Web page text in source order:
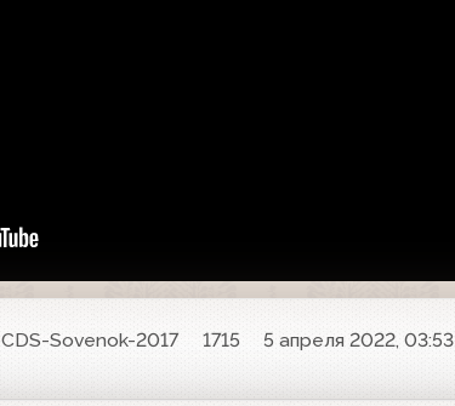
CDS-Sovenok-2017 1715
5 апреля 2022, 03:53